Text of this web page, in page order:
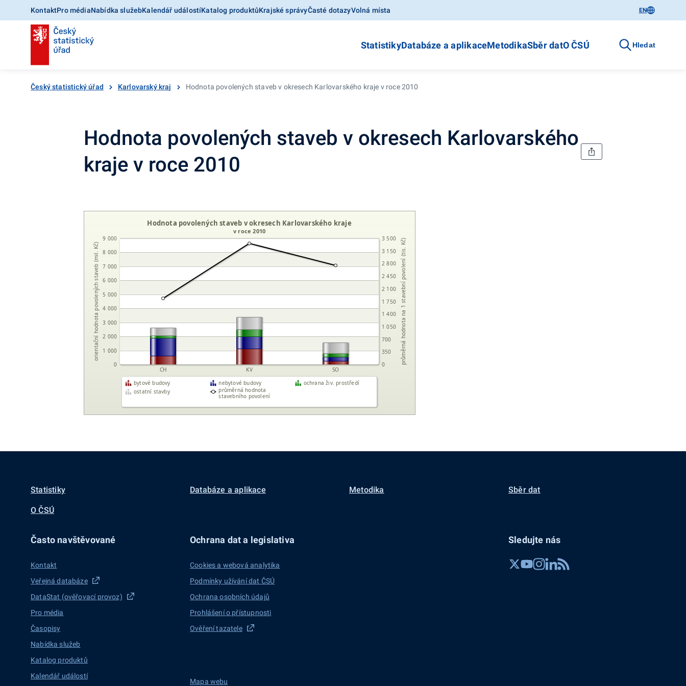
KontaktPro médiaNabídka služebKalendář událostíKatalog produktůKrajské správyČasté dotazyVolná místa EN
StatistikyDatabáze a aplikaceMetodikaSběr datO ČSÚ Hledat
Český statistický úřad Karlovarský kraj Hodnota povolených staveb v okresech Karlovarského kraje v roce 2010
Hodnota povolených staveb v okresech Karlovarského
kraje v roce 2010
CH KV SO
0
1 000
2 000
3 000
4 000
5 000
6 000
7 000
8 000
9 000
0
350
700
1 050
1 400
1 750
2 100
2 450
2 800
3 150
3 500
orientační hodnota povolených staveb (mil. Kč) průměrná hodnota na 1 stavební povolení (tis. Kč)
bytové budovy nebytové budovy
ochrana živ. prostředí
ostatní stavby
průměrná hodnota
stavebního povolení
Hodnota povolených staveb v okresech Karlovarského kraje
v roce 2010
Statistiky Databáze a aplikace Metodika Sběr dat
O ČSÚ
Často navštěvované
Kontakt
Veřejná databáze
DataStat (ověřovací provoz)
Pro média
Časopisy
Nabídka služeb
Katalog produktů
Kalendář událostí
Ochrana dat a legislativa
Cookies a webová analytika
Podmínky užívání dat ČSÚ
Ochrana osobních údajů
Prohlášení o přístupnosti
Ověření tazatele
Mapa webu
Sledujte nás